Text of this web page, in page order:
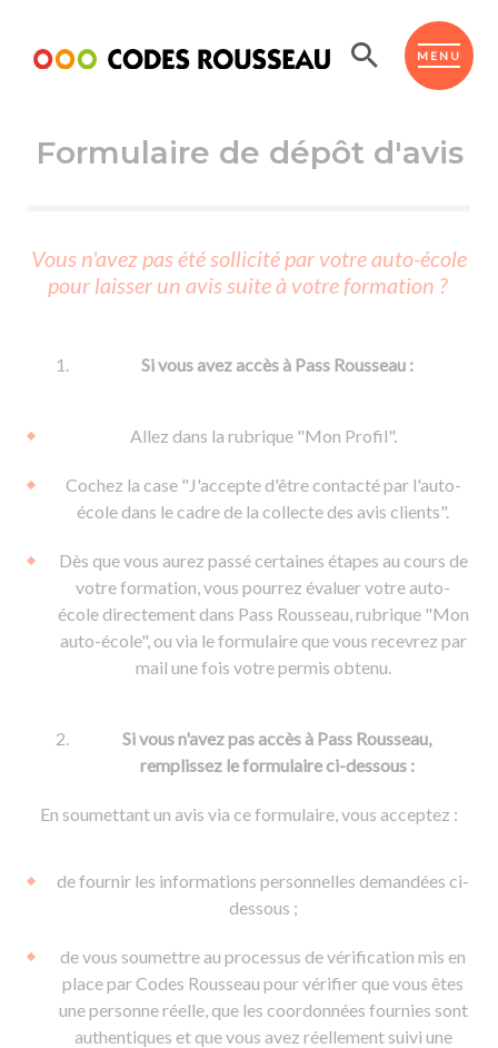
MENU
ESPACE ÉLÈVE
Code de la route
Passer l'ASSR
Réviser le code
Passer l'ETM
Permis voiture
Permis remorque
Permis & handicap
d'apprentissage
De la conduite en voiture
De la conduite à moto
Voir tous les supports
Formations pro.
Permis poids lourd
Formation FCO
Formation CACES
Devenir enseignant de la conduite
Ressources
Formulaire de dépôt d'avis
Vous n'avez pas été sollicité par votre auto-école
pour laisser un avis suite à votre formation ?
Si vous avez accès à Pass Rousseau :
Allez dans la rubrique "Mon Profil".
Cochez la case "J'accepte d'être contacté par l'auto-
école dans le cadre de la collecte des avis clients".
Dès que vous aurez passé certaines étapes au cours de
votre formation, vous pourrez évaluer votre auto-
école directement dans Pass Rousseau, rubrique "Mon
auto-école", ou via le formulaire que vous recevrez par
mail une fois votre permis obtenu.
Si vous n'avez pas accès à Pass Rousseau,
remplissez le formulaire ci-dessous :
En soumettant un avis via ce formulaire, vous acceptez :
de fournir les informations personnelles demandées ci-
dessous ;
de vous soumettre au processus de vérification mis en
place par Codes Rousseau pour vérifier que vous êtes
une personne réelle, que les coordonnées fournies sont
authentiques et que vous avez réellement suivi une